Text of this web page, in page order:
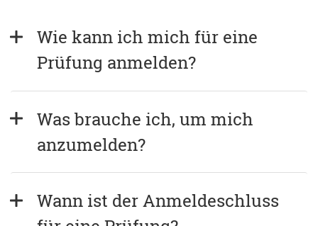
Wie kann ich mich für eine
Prüfung anmelden?
Was brauche ich, um mich
anzumelden?
Wann ist der Anmeldeschluss